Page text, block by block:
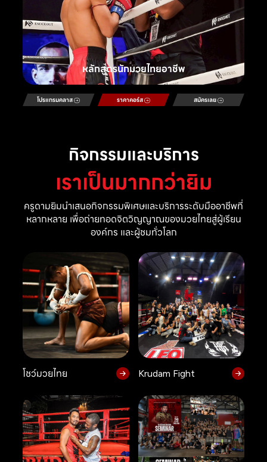
หลักสูตรนักมวยไทยอาชีพ
โปรแกรมคลาส ราคาคอร์ส สมัครเลย
กิจกรรมและบริการ
เราเป็นมากกว่ายิม
ครูดามยิมนำเสนอกิจกรรมพิเศษและบริการระดับมืออาชีพที่
หลากหลาย เพื่อถ่ายทอดจิตวิญญาณของมวยไทยสู่ผู้เรียน
องค์กร และผู้ชมทั่วโลก
โชว์มวยไทย Krudam Fight